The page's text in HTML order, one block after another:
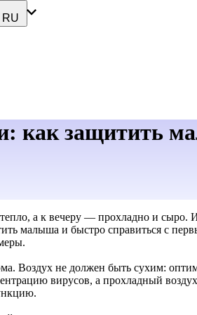
RU
как защитить
а к вечеру — прохладно и сыро.
малыша и быстро справиться с
Воздух не должен быть сухим:
вирусов, а прохладный